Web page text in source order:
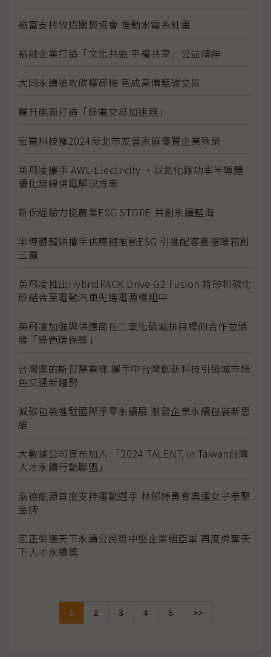
裕富支持攸惜關懷協會 推動水電系計畫
裕融企業打造「文化共融 平權共享」公益精神
大同永續搶攻碳權商機 完成高價藍碳交易
麗升能源打造「綠電交易加速器」
宏電科技獲2024新北市友善家庭優質企業殊榮
英飛凌攜手 AWL-Electricity ，以氮化鎵功率半導體
優化無線供電解決方案
新保經驗力挺農業ESG STORE 共創永續藍海
半導體龍頭攜手供應鏈推動ESG 引進配客嘉循環箱創
三贏
英飛凌推出HybridPACK Drive G2 Fusion 將矽和碳化
矽結合至電動汽車先進電源模組中
英飛凌加強與供應商在二氧化碳減排目標的合作並頒
發「綠色環保獎」
台灣奧的斯智慧電梯 攜手中台灣創新科技引領城市綠
色交通新趨勢
減碳包裝進駐國際淨零永續展 激發企業永續包裝新思
維
大數據公司宣布加入 「2024 TALENT, in Taiwan台灣
人才永續行動聯盟」
泓德能源首度支持運動選手 林郁婷勇奪奧運女子拳擊
金牌
宏正榮獲天下永續公民獎中堅企業組亞軍 再度勇奪天
下人才永續獎
1 2 3 4 5 >>